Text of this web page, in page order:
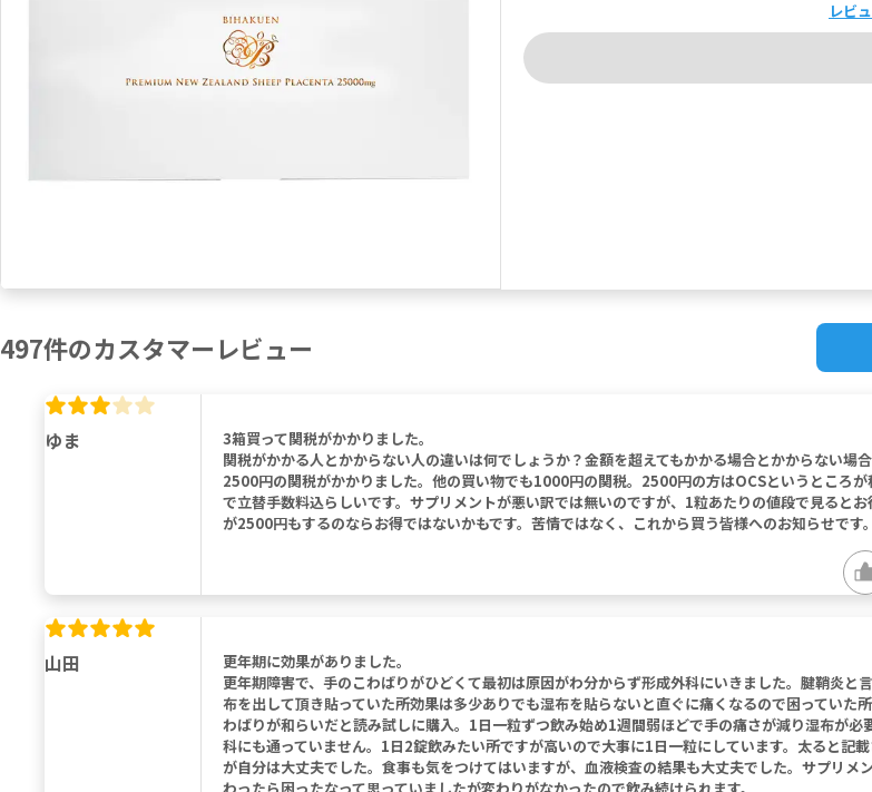
レビ
497件のカスタマーレビュー
ゆま
3箱買って関税がかかりました。
関税がかかる人とかからない人の違いは何でしょうか？金額を超えてもかかる場合とかからない場
2500円の関税がかかりました。他の買い物でも1000円の関税。2500円の方はOCSというところが
で立替手数料込らしいです。サプリメントが悪い訳では無いのですが、1粒あたりの値段で見ると
が2500円もするのならお得ではないかもです。苦情ではなく、これから買う皆様へのお知らせです。
山田
更年期に効果がありました。
更年期障害で、手のこわばりがひどくて最初は原因がわ分からず形成外科にいきました。腱鞘炎と
布を出して頂き貼っていた所効果は多少ありでも湿布を貼らないと直ぐに痛くなるので困っていた
わばりが和らいだと読み試しに購入。1日一粒ずつ飲み始め1週間弱ほどで手の痛さが減り湿布が必
科にも通っていません。1日2錠飲みたい所ですが高いので大事に1日一粒にしています。太ると記
が自分は大丈夫でした。食事も気をつけてはいますが、血液検査の結果も大丈夫でした。サプリメ